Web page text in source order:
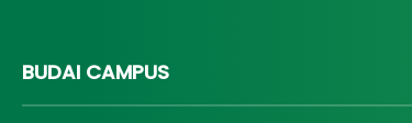
BUDAI CAMPUS